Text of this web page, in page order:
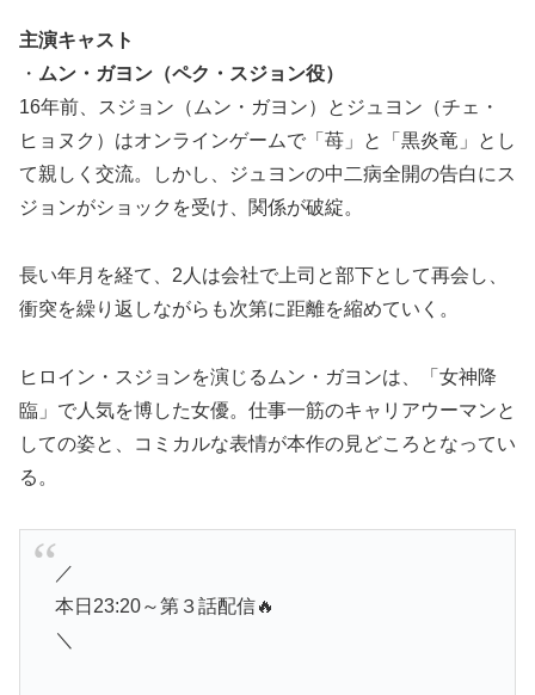
主演キャスト
・ ムン・ガヨン（ペク・スジョン役）
16年前、スジョン（ムン・ガヨン）とジュヨン（チェ・
ヒョヌク）はオンラインゲームで「苺」と「黒炎竜」とし
て親しく交流。しかし、ジュヨンの中二病全開の告白にス
ジョンがショックを受け、関係が破綻。
長い年月を経て、2人は会社で上司と部下として再会し、
衝突を繰り返しながらも次第に距離を縮めていく。
ヒロイン・スジョンを演じるムン・ガヨンは、「女神降
臨」で人気を博した女優。仕事一筋のキャリアウーマンと
しての姿と、コミカルな表情が本作の見どころとなってい
る。
／
本日23:20～第３話配信🔥
＼